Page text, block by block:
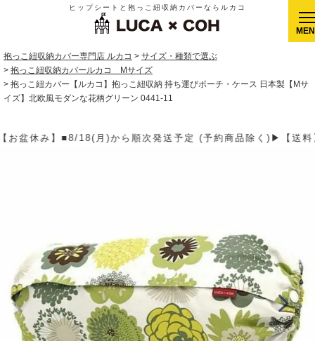
ヒップシートと抱っこ紐収納カバーならルカコ
抱っこ紐収納カバー専門店 ルカコ
サイズ・種類で選ぶ
抱っこ紐収納カバールカコ Mサイズ
抱っこ紐カバー【ルカコ】抱っこ紐収納 持ち運びポーチ・ケース 日本製【Mサ
イズ】北欧風モダンな花柄グリーン 0441-11
除く)▶【送料】ゆうパケット400円(全国一律)、ゆうパッ